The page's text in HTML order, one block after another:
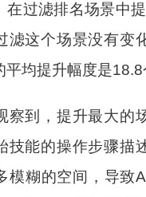
在过滤排名场景中提
滤这个场景没有变
均提升幅度是18.8
察到，提升最大的
技能的操作步骤描
模糊的空间，导致